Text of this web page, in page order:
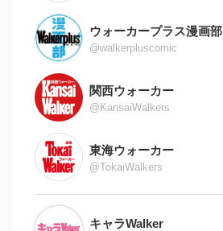
ウォーカープラス漫画部
@walkerpluscomic
関西ウォーカー
@KansaiWalkers
東海ウォーカー
@TokaiWalkers
キャラWalker